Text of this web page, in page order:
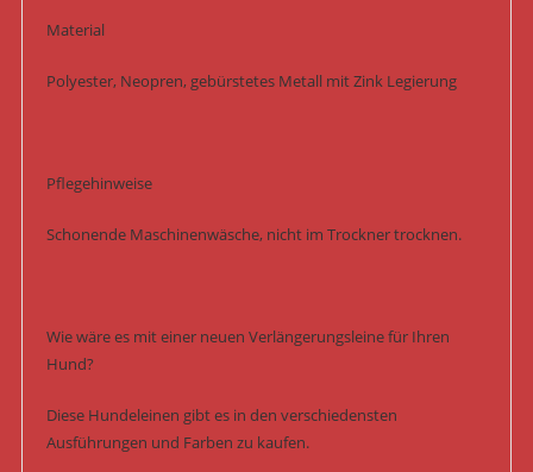
Material
Polyester, Neopren, gebürstetes Metall mit Zink Legierung
Pflegehinweise
Schonende Maschinenwäsche, nicht im Trockner trocknen.
Wie wäre es mit einer neuen Verlängerungsleine für Ihren
Hund?
Diese Hundeleinen gibt es in den verschiedensten
Ausführungen und Farben zu kaufen.